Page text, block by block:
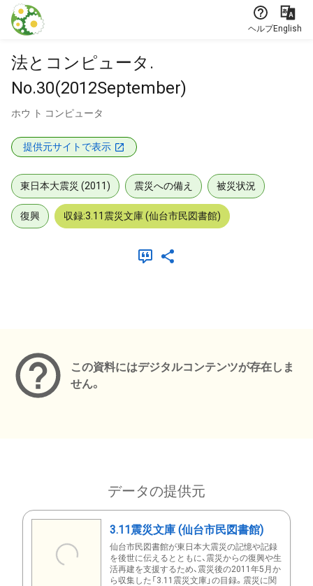
本文に飛ぶ
ヘルプEnglish
法とコンピュータ.
No.30(2012September)
ホウ ト コンピュータ
提供元サイトで表示
東日本大震災 (2011) 震災への備え 被災状況
復興 収録:3.11震災文庫 (仙台市民図書館)
この資料にはデジタルコンテンツが存在しま
せん。
データの提供元
3.11震災文庫 (仙台市民図書館)
仙台市民図書館が東日本大震災の記憶や記録
を後世に伝えるとともに、震災からの復興や生
活再建を支援するため、震災後の2011年5月か
ら収集した「3.11震災文庫」の目録。震災に関